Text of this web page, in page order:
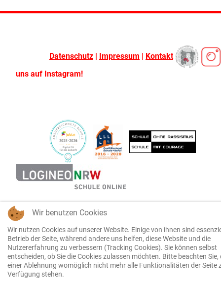
Datenschutz | Impressum | Kontakt
uns auf Instagram!
Wir benutzen Cookies
Wir nutzen Cookies auf unserer Website. Einige von ihnen sind
Betrieb der Seite, während andere uns helfen, diese Website und die
Nutzererfahrung zu verbessern (Tracking Cookies). Sie können selbst
entscheiden, ob Sie die Cookies zulassen möchten. Bitte beachten Sie,
einer Ablehnung womöglich nicht mehr alle Funktionalitäten der Seite
Verfügung stehen.